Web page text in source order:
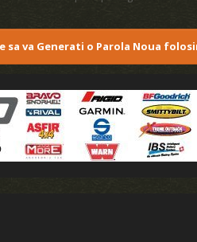
va Generati o Parola Noua